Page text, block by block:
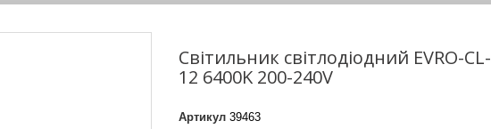
LEZARD
Lezard Deriy
Світильник світлодіодний EVRO-CL-
12 6400K 200-240V
Артикул 39463